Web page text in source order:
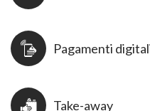
Pagamenti
Take-away